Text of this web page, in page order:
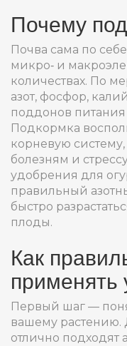
Почему
Почва сама по
микро‑ и
количествах. По
азот, фосфор,
поддонов питания
Подкормка
корневую
болезням и
удобрения для
правильный
быстро
плоды.
Как
применять
Первый шаг —
вашему растению.
отлично подходят